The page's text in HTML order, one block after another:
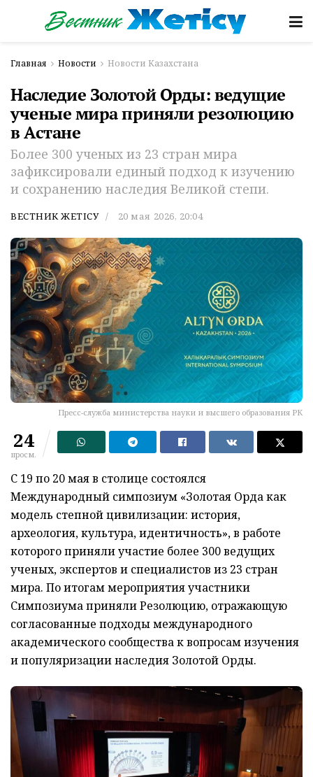
Главная Новости Новости Казахстана
Наследие Золотой Орды: ведущие
ученые мира приняли резолюцию
в Астане
Более 300 ученых из 23 стран мира
зафиксировали единый подход к изучению
и сохранению наследия Великой степи.
ВЕСТНИК ЖЕТІСУ 20 мая 2026, 20:04
Пресс-служба министерства науки и высшего образования РК
24
просм.
С 19 по 20 мая в столице состоялся
Международный симпозиум «Золотая Орда как
модель степной цивилизации: история,
археология, культура, идентичность», в работе
которого приняли участие более 300 ведущих
ученых, экспертов и специалистов из 23 стран
мира. По итогам мероприятия участники
Симпозиума приняли Резолюцию, отражающую
согласованные подходы международного
академического сообщества к вопросам изучения
и популяризации наследия Золотой Орды.